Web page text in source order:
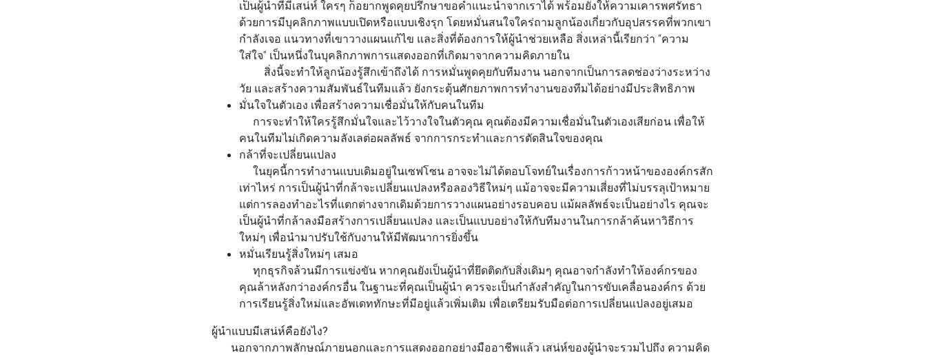
เป็นผู้นำที่มีเสน่ห์ ใครๆ ก็อยากพูดคุยปรึกษาขอคำแนะนำจากเราได้ พร้อมยังให้ความเคารพศรัทธา
ด้วยการมีบุคลิกภาพแบบเปิดหรือแบบเชิงรุก โดยหมั่นสนใจใคร่ถามลูกน้องเกี่ยวกับอุปสรรคที่พวกเขา
กำลังเจอ แนวทางที่เขาวางแผนแก้ไข และสิ่งที่ต้องการให้ผู้นำช่วยเหลือ สิ่งเหล่านี้เรียกว่า “ความ
ใส่ใจ” เป็นหนึ่งในบุคลิกภาพการแสดงออกที่เกิดมาจากความคิดภายใน
สิ่งนี้จะทำให้ลูกน้องรู้สึกเข้าถึงได้ การหมั่นพูดคุยกับทีมงาน นอกจากเป็นการลดช่องว่างระหว่าง
วัย และสร้างความสัมพันธ์ในทีมแล้ว ยังกระตุ้นศักยภาพการทำงานของทีมได้อย่างมีประสิทธิภาพ
มั่นใจในตัวเอง เพื่อสร้างความเชื่อมั่นให้กับคนในทีม
การจะทำให้ใครรู้สึกมั่นใจและไว้วางใจในตัวคุณ คุณต้องมีความเชื่อมั่นในตัวเองเสียก่อน เพื่อให้
คนในทีมไม่เกิดความลังเลต่อผลลัพธ์ จากการกระทำและการตัดสินใจของคุณ
กล้าที่จะเปลี่ยนแปลง
ในยุคนี้การทำงานแบบเดิมอยู่ในเซฟโซน อาจจะไม่ได้ตอบโจทย์ในเรื่องการก้าวหน้าขององค์กรสัก
เท่าไหร่ การเป็นผู้นำที่กล้าจะเปลี่ยนแปลงหรือลองวิธีใหม่ๆ แม้อาจจะมีความเสี่ยงที่ไม่บรรลุเป้าหมาย
แต่การลองทำอะไรที่แตกต่างจากเดิมด้วยการวางแผนอย่างรอบคอบ แม้ผลลัพธ์จะเป็นอย่างไร คุณจะ
เป็นผู้นำที่กล้าลงมือสร้างการเปลี่ยนแปลง และเป็นแบบอย่างให้กับทีมงานในการกล้าค้นหาวิธีการ
ใหม่ๆ เพื่อนำมาปรับใช้กับงานให้มีพัฒนาการยิ่งขึ้น
หมั่นเรียนรู้สิ่งใหม่ๆ เสมอ
ทุกธุรกิจล้วนมีการแข่งขัน หากคุณยังเป็นผู้นำที่ยึดติดกับสิ่งเดิมๆ คุณอาจกำลังทำให้องค์กรของ
คุณล้าหลังกว่าองค์กรอื่น ในฐานะที่คุณเป็นผู้นำ ควรจะเป็นกำลังสำคัญในการขับเคลื่อนองค์กร ด้วย
การเรียนรู้สิ่งใหม่และอัพเดททักษะที่มีอยู่แล้วเพิ่มเติม เพื่อเตรียมรับมือต่อการเปลี่ยนแปลงอยู่เสมอ
ผู้นำแบบมีเสน่ห์คือยังไง?
นอกจากภาพลักษณ์ภายนอกและการแสดงออกอย่างมืออาชีพแล้ว เสน่ห์ของผู้นำจะรวมไปถึง ความคิด